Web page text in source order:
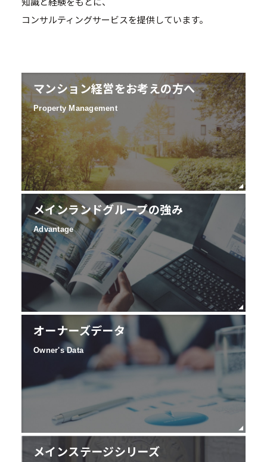
知識と経験をもとに、
コンサルティングサービスを提供しています。
マンション経営をお考えの方へ
Property Management
メインランドグループの強み
Advantage
オーナーズデータ
Owner's Data
メインステージシリーズ